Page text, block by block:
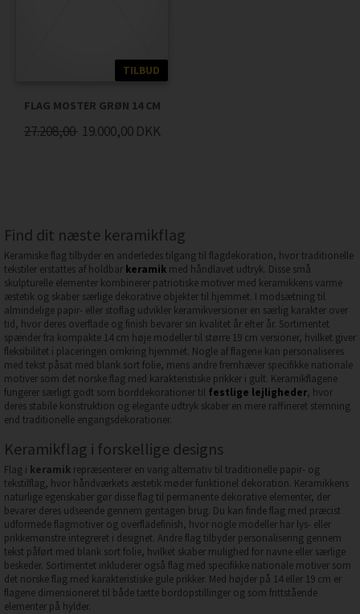
TILBUD
FLAG MOSTER GRØN 14 CM
27.208,00 19.000,00 DKK
Find dit næste keramikflag
Keramiske flag tilbyder en anderledes tilgang til flagdekoration, hvor traditionelle
tekstiler erstattes af holdbar keramik med håndlavet udtryk. Disse små
skulpturelle elementer kombinerer patriotiske motiver med keramikkens varme
æstetik og skaber særlige dekorative objekter til hjemmet. I modsætning til
almindelige papir- eller stoflag udvikler keramikversioner en særlig karakter over
tid, hvor deres overflade og finish bevarer sin kvalitet år efter år. Sortimentet
spænder fra kompakte 14 cm høje modeller til større 19 cm versioner, hvilket giver
fleksibilitet i placeringen omkring hjemmet. Nogle af flagene kan personaliseres
med tekst påsat med blank sort folie, mens andre fremhæver specifikke nationale
motiver som det norske flag med karakteristiske prikker i gult. Keramikflagene
fungerer særligt godt som borddekorationer til festlige lejligheder, hvor
deres stabile konstruktion og elegante udtryk skaber en mere raffineret stemning
end traditionelle engangsdekorationer.
Keramikflag i forskellige designs
Flag i keramik repræsenterer en varig alternativ til traditionelle papir- og
tekstilflag, hvor håndværkets æstetik møder funktionel dekoration. Keramikkens
naturlige egenskaber gør disse flag til permanente dekorative elementer, der
bevarer deres udseende gennem gentagen brug. Du kan finde flag med præcist
udformede flagmotiver og overfladefinish, hvor nogle modeller har lys- eller
prikkemønstre integreret i designet. Andre flag tilbyder personalisering gennem
tekst påført med blank sort folie, hvilket skaber mulighed for navne eller særlige
beskeder. Sortimentet inkluderer også flag med specifikke nationale motiver som
det norske flag med karakteristiske gule prikker. Med højder på 14 eller 19 cm er
flagene dimensioneret til både tætte bordopstillinger og som frittstående
elementer på hylder.